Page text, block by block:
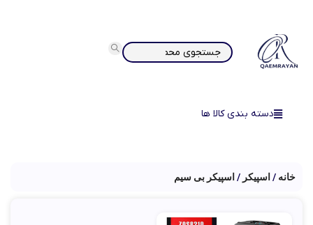
دسته بندی کالا ها
خانه اسپیکر اسپیکر بی سیم